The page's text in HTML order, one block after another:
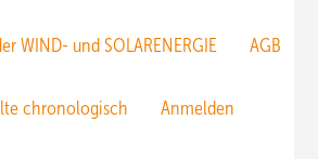
WIND- und SOLARENERGIE AGB
chronologisch Anmelden